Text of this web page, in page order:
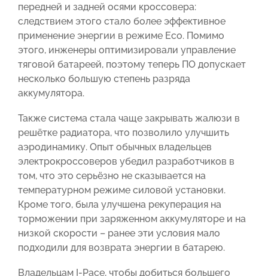
передней и задней осями кроссовера:
следствием этого стало более эффективное
применение энергии в режиме Eco. Помимо
этого, инженеры оптимизировали управление
тяговой батареей, поэтому теперь ПО допускает
несколько большую степень разряда
аккумулятора.
Также система стала чаще закрывать жалюзи в
решётке радиатора, что позволило улучшить
аэродинамику. Опыт обычных владельцев
электрокроссоверов убедил разработчиков в
том, что это серьёзно не сказывается на
температурном режиме силовой установки.
Кроме того, была улучшена рекуперация на
торможении при заряженном аккумуляторе и на
низкой скорости – ранее эти условия мало
подходили для возврата энергии в батарею.
Владельцам I-Pace, чтобы добиться большего